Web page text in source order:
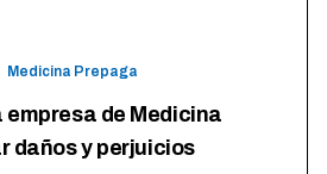
Medicina Prepaga
empresa de Medicina
daños y perjuicios